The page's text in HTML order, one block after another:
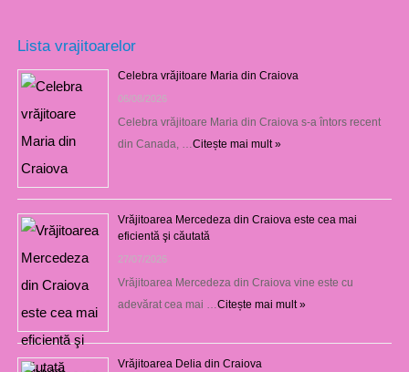
Lista vrajitoarelor
Celebra vrăjitoare Maria din Craiova
06/08/2026
Celebra vrăjitoare Maria din Craiova s-a întors recent
din Canada, …Citește mai mult »
Vrăjitoarea Mercedeza din Craiova este cea mai
eficientă şi căutată
27/07/2026
Vrăjitoarea Mercedeza din Craiova vine este cu
adevărat cea mai …Citește mai mult »
Vrăjitoarea Delia din Craiova